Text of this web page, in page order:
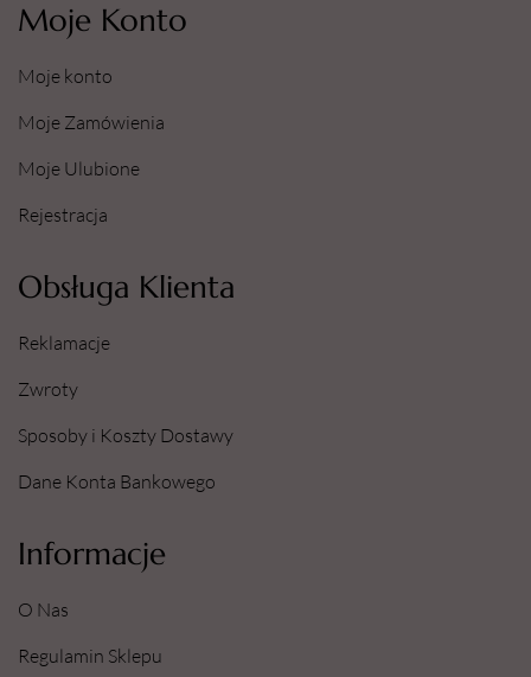
Moje Konto
Moje konto
Moje Zamówienia
Moje Ulubione
Rejestracja
Obsługa Klienta
Reklamacje
Zwroty
Sposoby i Koszty Dostawy
Dane Konta Bankowego
Informacje
O Nas
Regulamin Sklepu